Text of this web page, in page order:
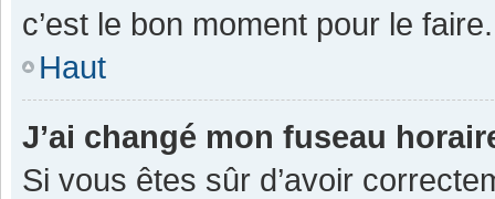
c’est le bon moment pour le faire.
Haut
J’ai changé mon fuseau
Si vous êtes sûr d’avoir